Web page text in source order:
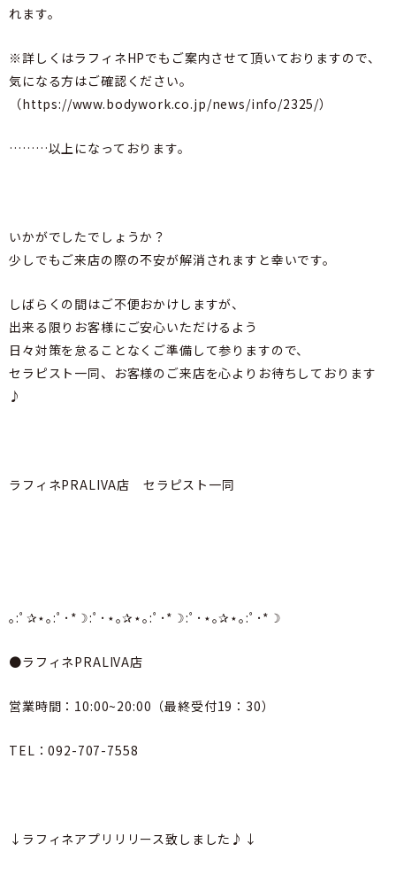
れます。
※詳しくはラフィネHPでもご案内させて頂いておりますので、
気になる方はご確認ください。
（https://www.bodywork.co.jp/news/info/2325/）
………以上になっております。
いかがでしたでしょうか？
少しでもご来店の際の不安が解消されますと幸いです。
しばらくの間はご不便おかけしますが、
出来る限りお客様にご安心いただけるよう
日々対策を怠ることなくご準備して参りますので、
セラピスト一同、お客様のご来店を心よりお待ちしております
♪
ラフィネPRALIVA店 セラピスト一同
｡:ﾟ✰⋆｡:ﾟ･*☽:ﾟ･⋆｡✰⋆｡:ﾟ･*☽:ﾟ･⋆｡✰⋆｡:ﾟ･*☽
●ラフィネPRALIVA店
営業時間：10:00~20:00（最終受付19：30）
TEL：092-707-7558
↓ラフィネアプリリリース致しました♪↓